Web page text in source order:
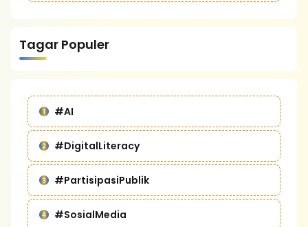
Tagar Populer
#AI
#DigitalLiteracy
#PartisipasiPublik
#SosialMedia